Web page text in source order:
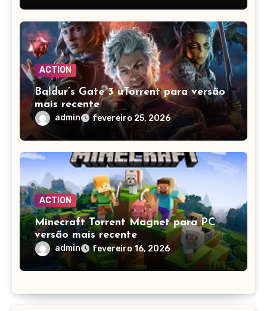
ACTION
Baldur’s Gate 3 uTorrent para versão
mais recente
admin fevereiro 25, 2026
ACTION
Minecraft Torrent Magnet para PC
versão mais recente
admin fevereiro 16, 2026